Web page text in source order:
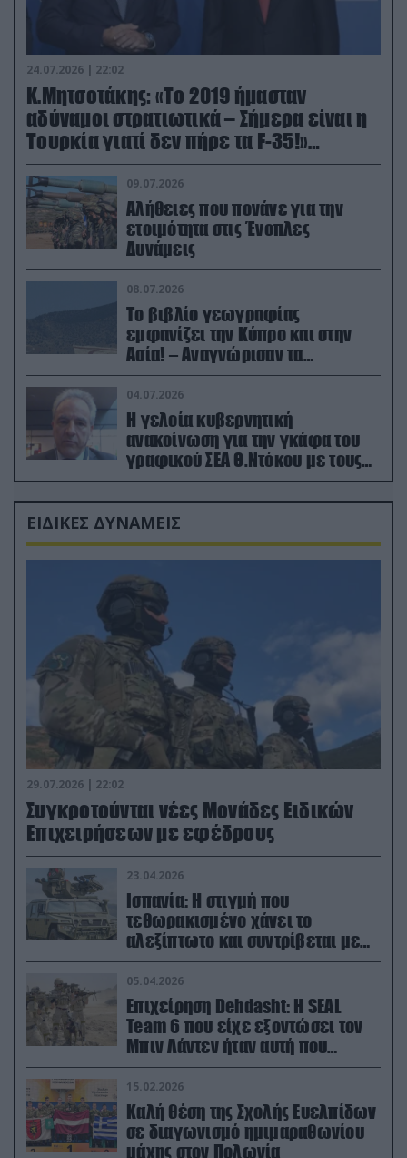
24.07.2026 | 22:02
Κ.Μητσοτάκης: «Το 2019 ήμασταν
αδύναμοι στρατιωτικά – Σήμερα είναι η
Τουρκία γιατί δεν πήρε τα F-35!»
(βίντεο)
09.07.2026
Αλήθειες που πονάνε για την
ετοιμότητα στις Ένοπλες
Δυνάμεις
08.07.2026
Το βιβλίο γεωγραφίας
εμφανίζει την Κύπρο και στην
Ασία! – Αναγνώρισαν τα
κατεχόμενα; (φωτο)
04.07.2026
Η γελοία κυβερνητική
ανακοίνωση για την γκάφα του
γραφικού ΣΕΑ Θ.Ντόκου με τους
Ρώσους φαρσέρ
ΕΙΔΙΚΕΣ ΔΥΝΑΜΕΙΣ
29.07.2026 | 22:02
Συγκροτούνται νέες Μονάδες Ειδικών
Επιχειρήσεων με εφέδρους
23.04.2026
Ισπανία: Η στιγμή που
τεθωρακισμένο χάνει το
αλεξίπτωτο και συντρίβεται με
ορμή στο έδαφος (βίντεο)
05.04.2026
Επιχείρηση Dehdasht: Η SEAL
Team 6 που είχε εξοντώσει τον
Μπιν Λάντεν ήταν αυτή που
διέσωσε τον πιλότο του F-15
15.02.2026
Καλή θέση της Σχολής Ευελπίδων
σε διαγωνισμό ημιμαραθωνίου
μάχης στον Πολωνία